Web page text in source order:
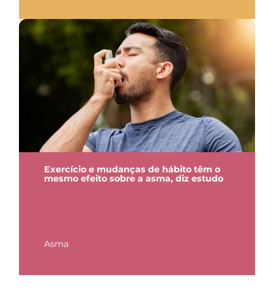
Exercício e mudanças de hábito têm o
mesmo efeito sobre a asma, diz estudo
Asma